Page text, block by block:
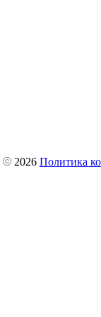
2026 Политика